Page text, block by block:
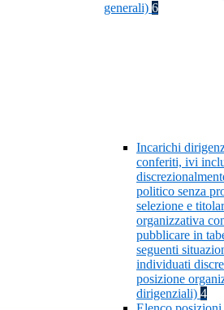
generali) 6
Incarichi
conferiti, ivi
politico senza
selezione e
organizzativa
pubblicare in
seguenti
individuati
posizione
dirigenziali) 4